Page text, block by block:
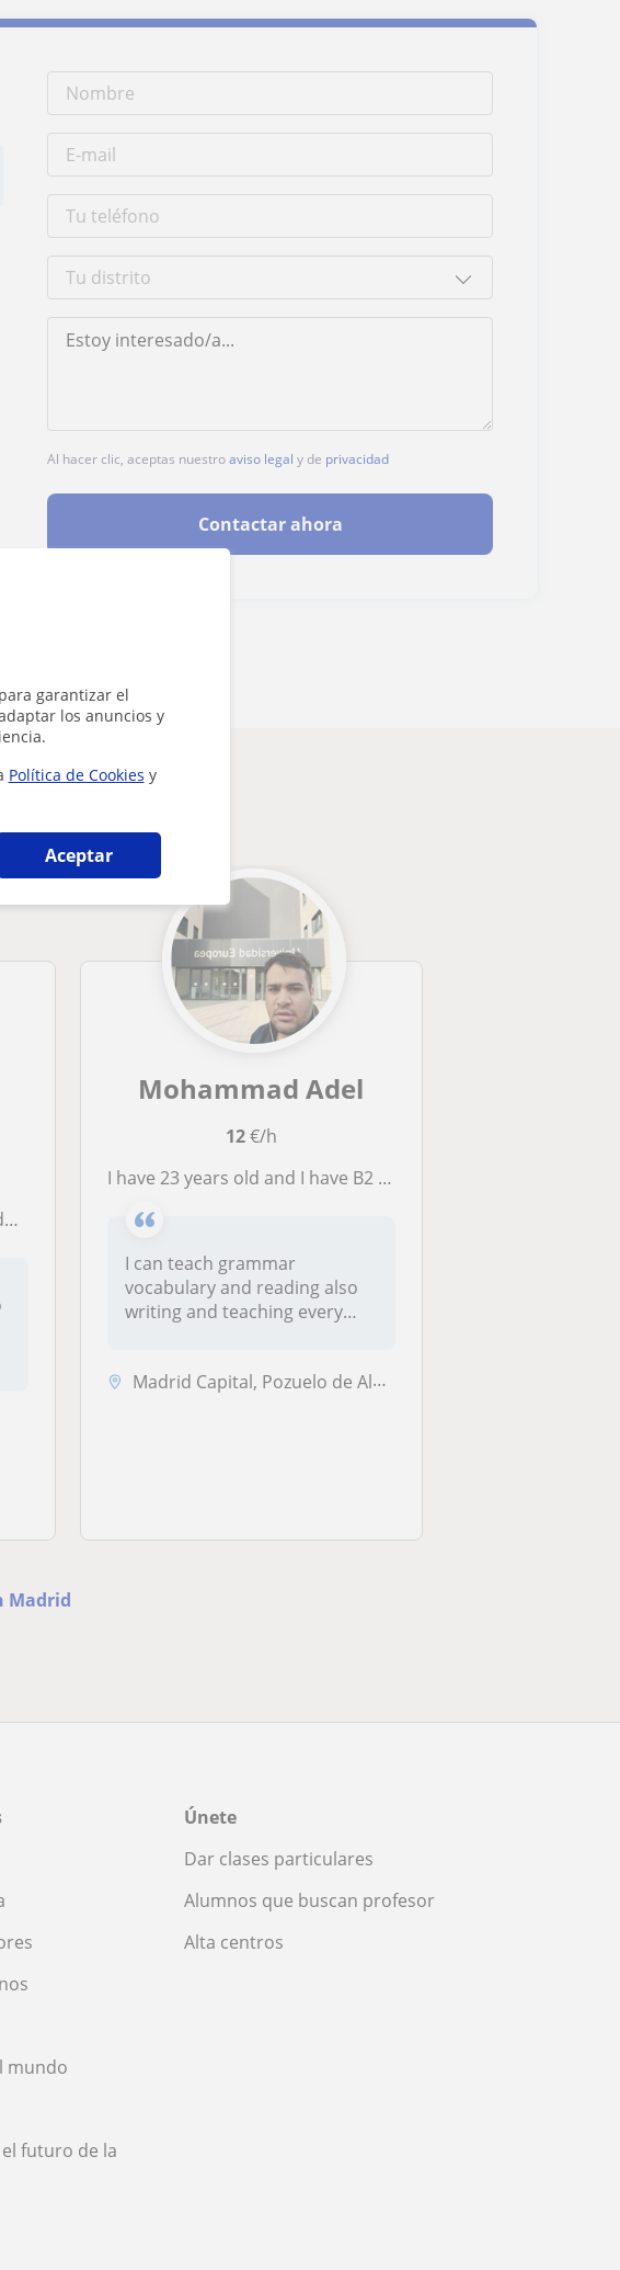
garantizar el
los anuncios y
Política de Cookies y
Aceptar
Al hacer clic, aceptas nuestroaviso legal y de privacidad
Contactar ahora
Mohammad Adel
12€/h
I have 23 years old and I have B2 IELTS degree
I can teach grammar
vocabulary and reading also
writing and teaching every
Madrid Capital, Pozuelo de Alarcón
Madrid
mundo
futuro de la
Únete
Dar clases particulares
Alumnos que buscan profesor
Alta centros